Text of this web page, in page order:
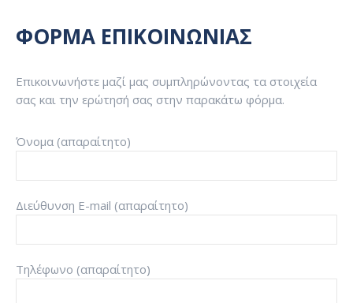
ΦΟΡΜΑ ΕΠΙΚΟΙΝΩΝΙΑΣ
Επικοινωνήστε μαζί μας συμπληρώνοντας τα στοιχεία
σας και την ερώτησή σας στην παρακάτω φόρμα.
Όνομα (απαραίτητο)
Διεύθυνση E-mail (απαραίτητο)
Τηλέφωνο (απαραίτητο)